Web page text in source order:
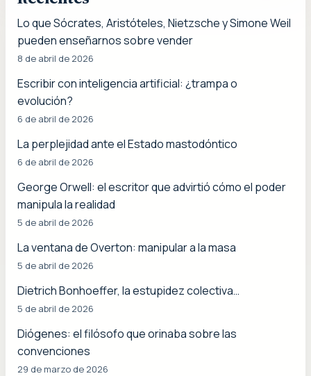
Lo que Sócrates, Aristóteles, Nietzsche y Simone Weil
pueden enseñarnos sobre vender
8 de abril de 2026
Escribir con inteligencia artificial: ¿trampa o
evolución?
6 de abril de 2026
La perplejidad ante el Estado mastodóntico
6 de abril de 2026
George Orwell: el escritor que advirtió cómo el poder
manipula la realidad
5 de abril de 2026
La ventana de Overton: manipular a la masa
5 de abril de 2026
Dietrich Bonhoeffer, la estupidez colectiva…
5 de abril de 2026
Diógenes: el filósofo que orinaba sobre las
convenciones
29 de marzo de 2026